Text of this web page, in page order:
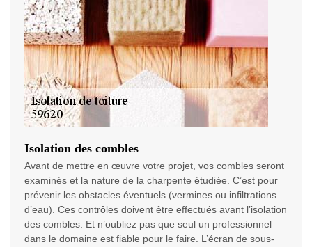
Isolation des combles
Avant de mettre en œuvre votre projet, vos combles seront
examinés et la nature de la charpente étudiée. C’est pour
prévenir les obstacles éventuels (vermines ou infiltrations
d’eau). Ces contrôles doivent être effectués avant l’isolation
des combles. Et n’oubliez pas que seul un professionnel
dans le domaine est fiable pour le faire. L’écran de sous-